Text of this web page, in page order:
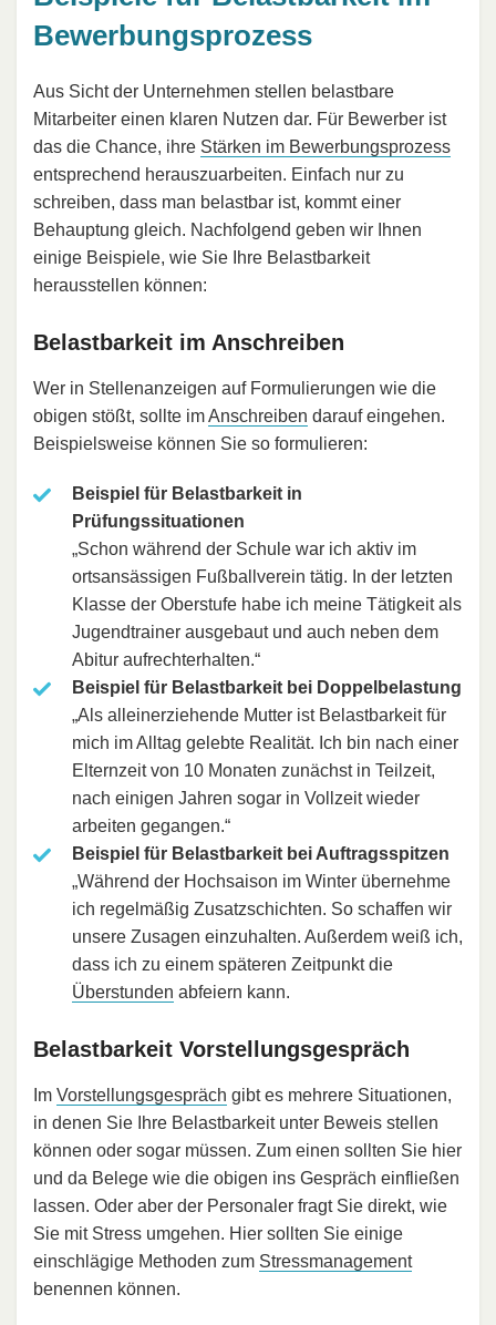
Bewerbungsprozess
Aus Sicht der Unternehmen stellen belastbare
Mitarbeiter einen klaren Nutzen dar. Für Bewerber ist
das die Chance, ihre Stärken im Bewerbungsprozess
entsprechend herauszuarbeiten. Einfach nur zu
schreiben, dass man belastbar ist, kommt einer
Behauptung gleich. Nachfolgend geben wir Ihnen
einige Beispiele, wie Sie Ihre Belastbarkeit
herausstellen können:
Belastbarkeit im Anschreiben
Wer in Stellenanzeigen auf Formulierungen wie die
obigen stößt, sollte imAnschreiben darauf eingehen.
Beispielsweise können Sie so formulieren:
Beispiel für Belastbarkeit in
Prüfungssituationen
„Schon während der Schule war ich aktiv im
ortsansässigen Fußballverein tätig. In der letzten
Klasse der Oberstufe habe ich meine Tätigkeit als
Jugendtrainer ausgebaut und auch neben dem
Abitur aufrechterhalten.“
Beispiel für Belastbarkeit bei Doppelbelastung
„Als alleinerziehende Mutter ist Belastbarkeit für
mich im Alltag gelebte Realität. Ich bin nach einer
Elternzeit von 10 Monaten zunächst in Teilzeit,
nach einigen Jahren sogar in Vollzeit wieder
arbeiten gegangen.“
Beispiel für Belastbarkeit bei Auftragsspitzen
„Während der Hochsaison im Winter übernehme
ich regelmäßig Zusatzschichten. So schaffen wir
unsere Zusagen einzuhalten. Außerdem weiß ich,
dass ich zu einem späteren Zeitpunkt die
Überstunden abfeiern kann.
Belastbarkeit Vorstellungsgespräch
Im Vorstellungsgespräch gibt es mehrere Situationen,
in denen Sie Ihre Belastbarkeit unter Beweis stellen
können oder sogar müssen. Zum einen sollten Sie hier
und da Belege wie die obigen ins Gespräch einfließen
lassen. Oder aber der Personaler fragt Sie direkt, wie
Sie mit Stress umgehen. Hier sollten Sie einige
einschlägige Methoden zum Stressmanagement
benennen können.